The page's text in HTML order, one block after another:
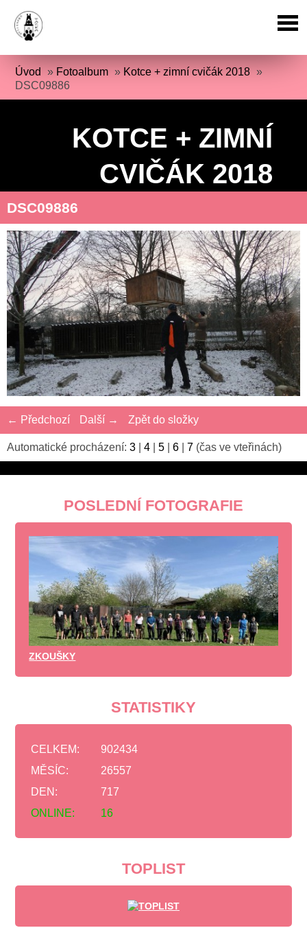
Úvod » Fotoalbum » Kotce + zimní cvičák 2018 »
DSC09886
KOTCE + ZIMNÍ
CVIČÁK 2018
DSC09886
← Předchozí Další → Zpět do složky
Automatické procházení: 3 4 5 6 7 (čas ve vteřinách)
POSLEDNÍ FOTOGRAFIE
ZKOUŠKY
STATISTIKY
ONLINE: 16
CELKEM:
902434
MĚSÍC:
26557
DEN:
717
TOPLIST